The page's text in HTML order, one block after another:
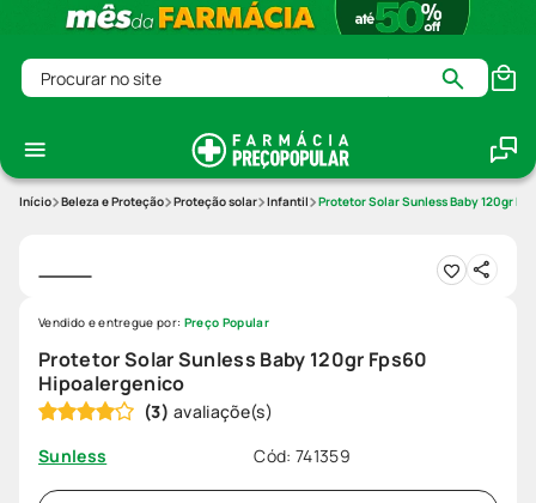
Procurar no site
Beleza e Proteção Proteção solar Infantil Protetor Solar Sunless Baby 120gr
Protetor Solar Sunless Baby 120gr Fps60
Hipoalergenico
(3)
Sunless
Cód: 741359
Vendido e entregue por: Preço Popular